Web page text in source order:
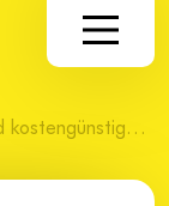
ownCloud – Praktisches und kostengünstiges Filesharing